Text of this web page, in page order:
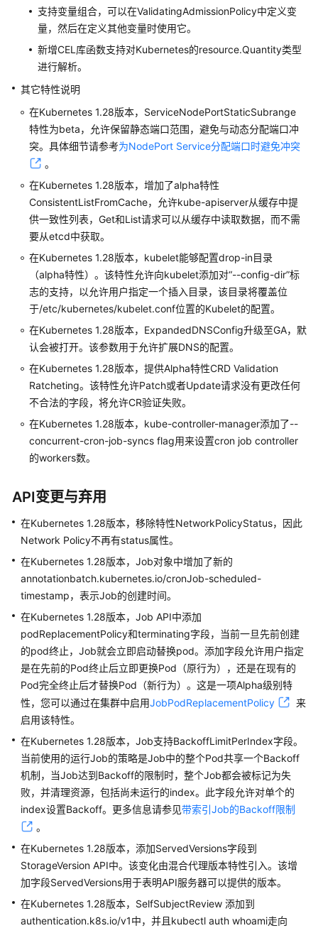
明
止
1.25
版
本
明
（停
止
护）
Kubernetes
1.23
版
说
明
（停
止
维
Kubernetes
1.21
本
明
（停
止
维
Kubernetes
1.19
版
本
说
明
（停
维
护）
Kubernetes
1.17
本
（停
止
支持变量组合，可以在ValidatingAdmissionPolicy中定义变
量，然后在定义其他变量时使用它。
新增CEL库函数支持对Kubernetes的resource.Quantity类型
进行解析。
其它特性说明
在Kubernetes 1.28版本，ServiceNodePortStaticSubrange
特性为beta，允许保留静态端口范围，避免与动态分配端口冲
突。具体细节请参考为NodePort Service分配端口时避免冲突
。
在Kubernetes 1.28版本，增加了alpha特性
ConsistentListFromCache，允许kube-apiserver从缓存中提
供一致性列表，Get和List请求可以从缓存中读取数据，而不需
要从etcd中获取。
在Kubernetes 1.28版本，kubelet能够配置drop-in目录
（alpha特性）。该特性允许向kubelet添加对“--config-dir”标
志的支持，以允许用户指定一个插入目录，该目录将覆盖位
于/etc/kubernetes/kubelet.conf位置的Kubelet的配置。
在Kubernetes 1.28版本，ExpandedDNSConfig升级至GA，默
认会被打开。该参数用于允许扩展DNS的配置。
在Kubernetes 1.28版本，提供Alpha特性CRD Validation
Ratcheting。该特性允许Patch或者Update请求没有更改任何
不合法的字段，将允许CR验证失败。
在Kubernetes 1.28版本，kube-controller-manager添加了--
concurrent-cron-job-syncs flag用来设置cron job controller
的workers数。
API变更与弃用
在Kubernetes 1.28版本，移除特性NetworkPolicyStatus，因此
Network Policy不再有status属性。
在Kubernetes 1.28版本，Job对象中增加了新的
annotationbatch.kubernetes.io/cronJob-scheduled-
timestamp，表示Job的创建时间。
在Kubernetes 1.28版本，Job API中添加
podReplacementPolicy和terminating字段，当前一旦先前创建
的pod终止，Job就会立即启动替换pod。添加字段允许用户指定
是在先前的Pod终止后立即更换Pod（原行为），还是在现有的
Pod完全终止后才替换Pod（新行为）。这是一项Alpha级别特
性，您可以通过在集群中启用JobPodReplacementPolicy
来
启用该特性。
在Kubernetes 1.28版本，Job支持BackoffLimitPerIndex字段。
当前使用的运行Job的策略是Job中的整个Pod共享一个Backoff
机制，当Job达到Backoff的限制时，整个Job都会被标记为失
败，并清理资源，包括尚未运行的index。此字段允许对单个的
index设置Backoff。更多信息请参见带索引Job的Backoff限制
。
在Kubernetes 1.28版本，添加ServedVersions字段到
StorageVersion API中。该变化由混合代理版本特性引入。该增
加字段ServedVersions用于表明API服务器可以提供的版本。
在Kubernetes 1.28版本，SelfSubjectReview 添加到
authentication.k8s.io/v1中，并且kubectl auth whoami走向